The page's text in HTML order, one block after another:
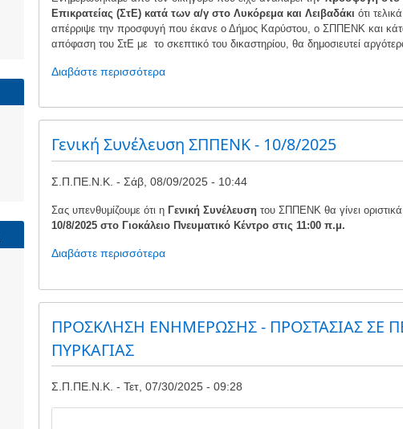
Επικρατείας (ΣτΕ) κατά των α/γ στο Λυκόρεμα και Λειβαδάκι ότι
απέρριψε την προσφυγή που έκανε ο Δήμος Καρύστου, ο ΣΠΠΕΝΚ και
απόφαση του ΣτΕ με το σκεπτικό του δικαστηρίου, θα δημοσιευτεί
Διαβάστε περισσότεραγια
Απορριπτική
απόφαση
του
ΣτΕ
Γενική Συνέλευση ΣΠΠΕΝΚ - 10/8/2025
Σ.Π.ΠΕ.Ν.Κ. Σάβ, 08/09/2025 - 10:44
Σας υπενθυμίζουμε ότι η Γενική Συνέλευσητου ΣΠΠΕΝΚ θα γίνει οριστικά
10/8/2025 στο Γιοκάλειο Πνευματικό Κέντρο στις 11:00 π.μ.
Διαβάστε περισσότεραγια
Γενική
Συνέλευση
ΣΠΠΕΝΚ
ΠΡΟΣΚΛΗΣΗ ΕΝΗΜΕΡΩΣΗΣ - ΠΡΟΣΤΑΣΙΑΣ ΣΕ
ΠΥΡΚΑΓΙΑΣ
Σ.Π.ΠΕ.Ν.Κ. Τετ, 07/30/2025 - 09:28